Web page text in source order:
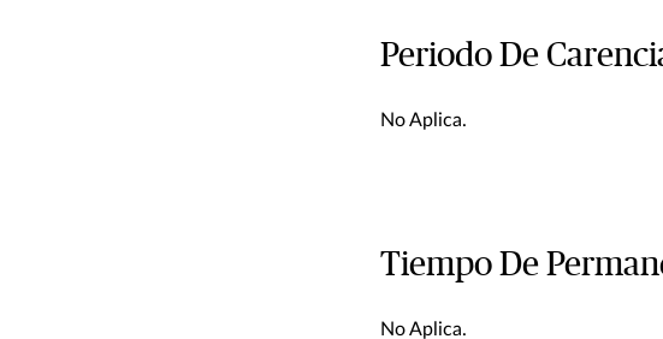
Periodo De
No Aplica.
Tiempo De
No Aplica.